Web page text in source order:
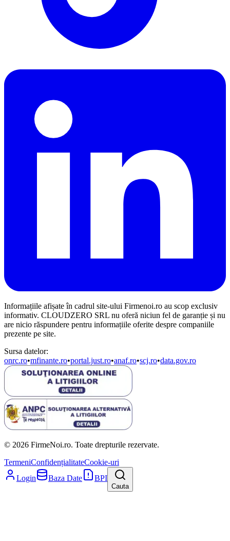
Informațiile afișate în cadrul site-ului Firmenoi.ro au scop exclusiv
informativ. CLOUDZERO SRL nu oferă niciun fel de garanție și nu
are nicio răspundere pentru informațiile oferite despre companiile
prezente pe site.
Sursa datelor:
onrc.ro•mfinante.ro•portal.just.ro•anaf.ro•scj.ro•data.gov.ro
© 2026 FirmeNoi.ro. Toate drepturile rezervate.
TermeniConfidențialitateCookie-uri
Login
Baza Date BPI
Cauta